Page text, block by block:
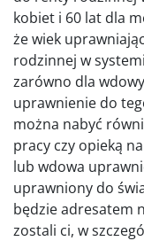
kobiet i 60 lat dla
że wiek
rodzinnej w
zarówno dla
uprawnienie do
można nabyć
pracy czy opieką
lub wdowa
uprawniony do
będzie adresatem
zostali ci, w